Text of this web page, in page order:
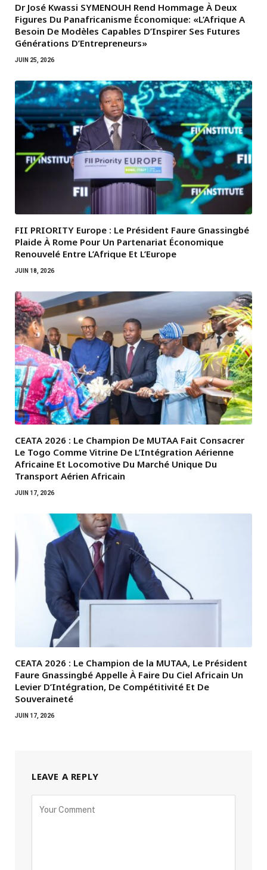
Dr José Kwassi SYMENOUH Rend Hommage À Deux
Figures Du Panafricanisme Économique: «L’Afrique A
Besoin De Modèles Capables D’Inspirer Ses Futures
Générations D’Entrepreneurs»
JUIN 25, 2026
FII PRIORITY Europe : Le Président Faure Gnassingbé
Plaide À Rome Pour Un Partenariat Économique
Renouvelé Entre L’Afrique Et L’Europe
JUIN 18, 2026
CEATA 2026 : Le Champion De MUTAA Fait Consacrer
Le Togo Comme Vitrine De L’Intégration Aérienne
Africaine Et Locomotive Du Marché Unique Du
Transport Aérien Africain
JUIN 17, 2026
CEATA 2026 : Le Champion de la MUTAA, Le Président
Faure Gnassingbé Appelle À Faire Du Ciel Africain Un
Levier D’Intégration, De Compétitivité Et De
Souveraineté
JUIN 17, 2026
LEAVE A REPLY